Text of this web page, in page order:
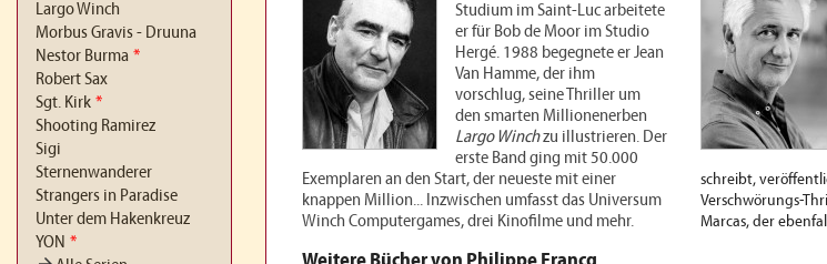
Largo Winch
Morbus Gravis - Druuna
Nestor Burma *
Robert Sax
Sgt. Kirk *
Shooting Ramirez
Sigi
Sternenwanderer
Strangers in Paradise
Unter dem Hakenkreuz
YON *
Studium im Saint-Luc arbeitete
er für Bob de Moor im Studio
Hergé. 1988 begegnete er Jean
Van Hamme, der ihm
vorschlug, seine Thriller um
den smarten Millionenerben
Largo Winchzu illustrieren. Der
erste Band ging mit 50.000
Exemplaren an den Start, der neueste mit einer
knappen Million... Inzwischen umfasst das Universum
Winch Computergames, drei Kinofilme und mehr.
schreibt,
Verschwörungs-
Marcas, der